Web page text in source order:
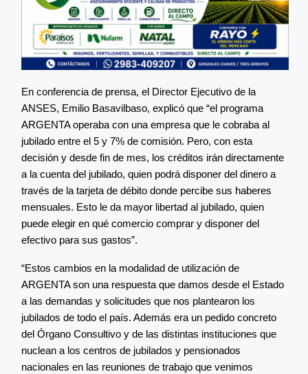
En conferencia de prensa, el Director Ejecutivo de la
ANSES, Emilio Basavilbaso, explicó que “el programa
ARGENTA operaba con una empresa que le cobraba al
jubilado entre el 5 y 7% de comisión. Pero, con esta
decisión y desde fin de mes, los créditos irán directamente
a la cuenta del jubilado, quien podrá disponer del dinero a
través de la tarjeta de débito donde percibe sus haberes
mensuales. Esto le da mayor libertad al jubilado, quien
puede elegir en qué comercio comprar y disponer del
efectivo para sus gastos”.
“Estos cambios en la modalidad de utilización de
ARGENTA son una respuesta que damos desde el Estado
a las demandas y solicitudes que nos plantearon los
jubilados de todo el país. Además era un pedido concreto
del Órgano Consultivo y de las distintas instituciones que
nuclean a los centros de jubilados y pensionados
nacionales en las reuniones de trabajo que venimos